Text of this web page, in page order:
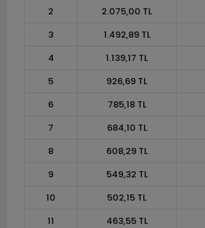
2 2.075,00 TL
3
1.492,89 TL
4
1.139,17 TL
5
926,69 TL
6
785,18 TL
7
684,10 TL
8
608,29 TL
9
549,32 TL
10
502,15 TL
11
463,55 TL